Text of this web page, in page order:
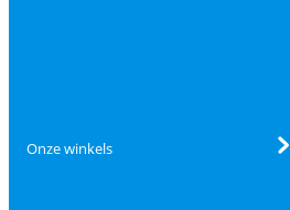
Onze winkels